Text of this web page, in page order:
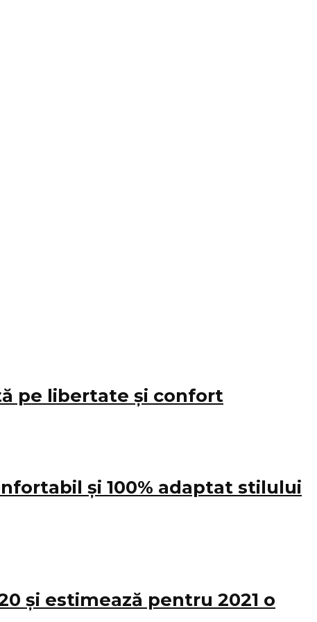
pe libertate și confort
și 100% adaptat stilului
și estimează pentru 2021 o